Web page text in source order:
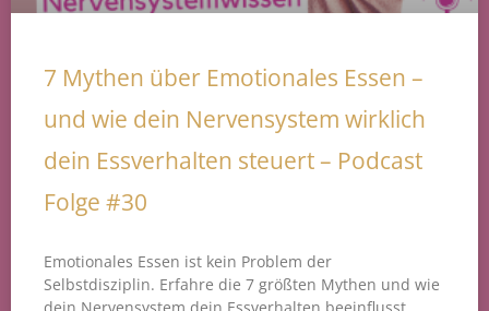
7 Mythen über Emotionales Essen –
und wie dein Nervensystem wirklich
dein Essverhalten steuert – Podcast
Folge #30
Emotionales Essen ist kein Problem der
Selbstdisziplin. Erfahre die 7 größten Mythen und wie